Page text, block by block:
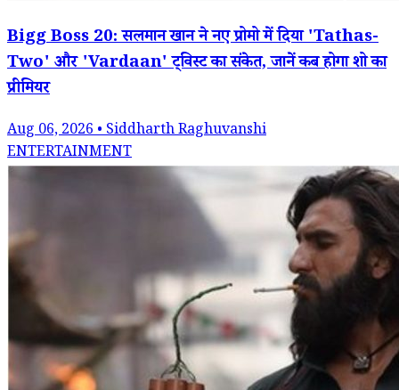
Bigg Boss 20: सलमान खान ने नए प्रोमो में दिया 'Tathas-
Two' और 'Vardaan' ट्विस्ट का संकेत, जानें कब होगा शो का
प्रीमियर
Aug 06, 2026 • Siddharth Raghuvanshi
ENTERTAINMENT